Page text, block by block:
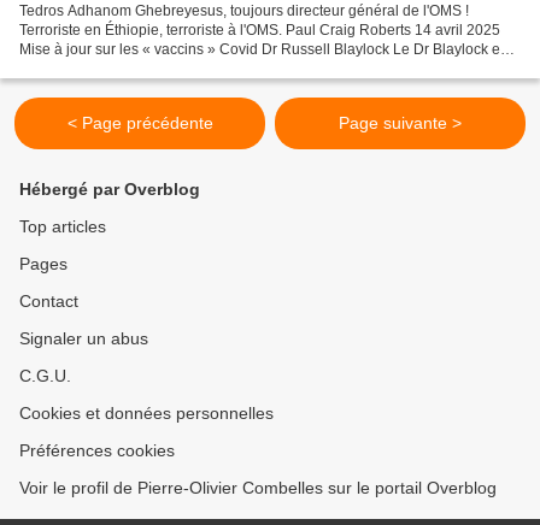
Tedros Adhanom Ghebreyesus, toujours directeur général de l'OMS !
Terroriste en Éthiopie, terroriste à l'OMS. Paul Craig Roberts 14 avril 2025
Mise à jour sur les « vaccins » Covid Dr Russell Blaylock Le Dr Blaylock est
< Page précédente Page suivante >
Hébergé par Overblog
Top articles
Pages
Contact
Signaler un abus
C.G.U.
Cookies et données personnelles
Préférences cookies
Voir le profil de Pierre-Olivier Combelles sur le portail Overblog